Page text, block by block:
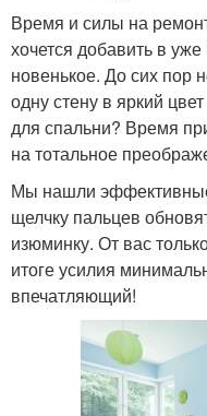
Время и силы на
хочется добавить в
новенькое. До сих пор
одну стену в яркий
для спальни? Время
на тотальное
Мы нашли
щелчку пальцев
изюминку. От вас
итоге усилия
впечатляющий!